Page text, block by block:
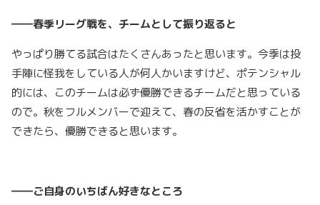
――春季リーグ戦を、チームとして振り返ると
やっぱり勝てる試合はたくさんあったと思います。今季は投
手陣に怪我をしている人が何人かいますけど、ポテンシャル
的には、このチームは必ず優勝できるチームだと思っている
ので。秋をフルメンバーで迎えて、春の反省を活かすことが
できたら、優勝できると思います。
――ご自身のいちばん好きなところ